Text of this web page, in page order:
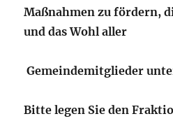
Maßnahmen zu fördern,
und das Wohl aller
Gemeindemitglieder
Bitte legen Sie den